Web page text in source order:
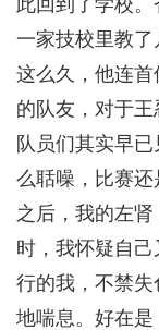
一家技校里教
这么久，他连
的队友，对于
队员们其实早
么聒噪，比赛
之后，我的左
时，我怀疑自
行的我，不禁
地喘息。好在